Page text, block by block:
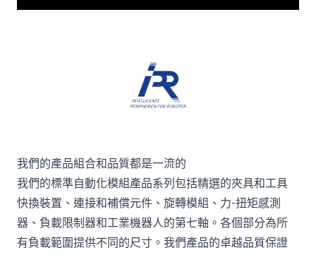
我們的產品組合和品質都是一流的
我們的標準自動化模組產品系列包括精選的夾具和工具
快換裝置、連接和補償元件、旋轉模組、力-扭矩感測
器、負載限制器和工業機器人的第七軸。各個部分為所
有負載範圍提供不同的尺寸。我們產品的卓越品質保證